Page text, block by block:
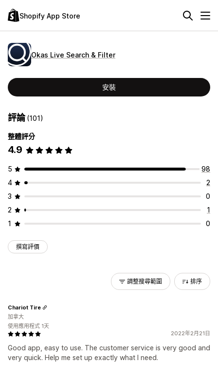
Shopify App Store
Okas Live Search & Filter
安裝
評論(101)
整體評分
4.9
5
98
4
2
3
0
2
1
1
0
撰寫評價
調整搜尋範圍 排序
2022年2月21日
Good app, easy to use. The customer service is very good and
very quick. Help me set up exactly what I need.
Chariot Tire
加拿大
使用應用程式 1天